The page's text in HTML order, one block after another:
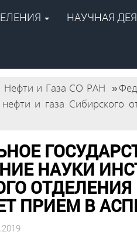
НАУЧНАЯ
Нефти и Газа СО РАН »
и газа Сибирского
НАУКИ
ПРИЕМ В